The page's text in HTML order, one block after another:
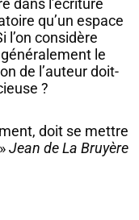
dans l’écriture
qu’un espace
l’on considère
le
de l’auteur doit-
?
doit se mettre
Jean de La Bruyère